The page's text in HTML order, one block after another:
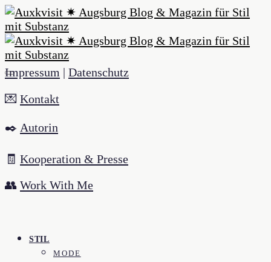
Impressum | Datenschutz
💌 Kontakt
✒️ Autorin
🧾 Kooperation & Presse
👥 Work With Me
STIL
MODE